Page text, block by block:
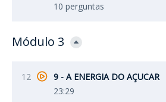
10 perguntas
Módulo 3
12
9 - A ENERGIA DO AÇUCAR
23:29